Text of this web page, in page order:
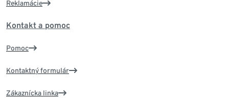
Reklamácie
Kontakt a pomoc
Pomoc
Kontaktný formulár
Zákaznícka linka